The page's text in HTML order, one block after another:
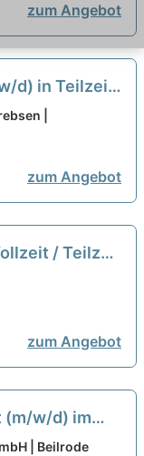
zum Angebot
d) in Teilzeit
suchen Sie!
|
zum Angebot
/ Teilzeit
zum Angebot
(m/w/d) im
| Beilrode